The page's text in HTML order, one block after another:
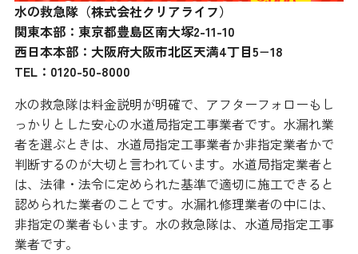
水の救急隊（株式会社クリアライフ）
関東本部：東京都豊島区南大塚2-11-10
西日本本部：大阪府大阪市北区天満4丁目5−18
TEL：0120-50-8000
水の救急隊は料金説明が明確で、アフターフォローもし
っかりとした安心の水道局指定工事業者です。水漏れ業
者を選ぶときは、水道局指定工事業者か非指定業者かで
判断するのが大切と言われています。水道局指定業者と
は、法律・法令に定められた基準で適切に施工できると
認められた業者のことです。水漏れ修理業者の中には、
非指定の業者もいます。水の救急隊は、水道局指定工事
業者です。